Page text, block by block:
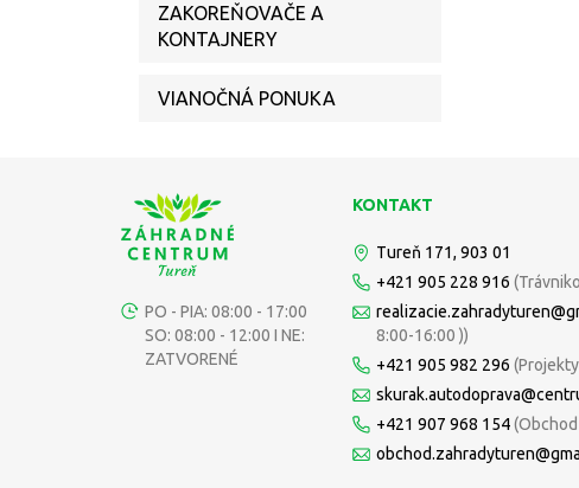
ZAKOREŇOVAČE A
KONTAJNERY
VIANOČNÁ PONUKA
PO - PIA: 08:00 - 17:00
SO: 08:00 - 12:00 I NE:
ZATVORENÉ
KONTAKT
Tureň 171, 903 01
+421 905 228 916
8:00-16:00 ))
+421 905 982 296
+421 907 968 154